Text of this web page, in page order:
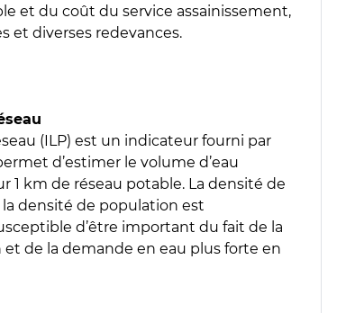
et du coût du service assainissement,
et diverses redevances.
(ILP) est un indicateur fourni par
d’estimer le volume d’eau
1 km de réseau potable. La densité de
la densité de population est
d’être important du fait de la
de la demande en eau plus forte en